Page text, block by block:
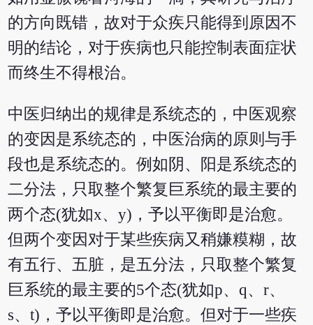
的方向既错，故对于众疾只能得到原因不
明的结论，对于疾病也只能控制表面症状
而终生不得根治。
中医归纳出的规律是系统态的，中医观察
的变因是系统态的，中医治病的原则与手
段也是系统态的。例如阴、阳是系统态的
二分法，只取整个繁复巨系统的最主要的
两个态(犹如x、y)，予以平衡即是治愈。
但两个变因对于某些疾病又稍嫌糢糊，故
有五行、五脏，是五分法，只取整个繁复
巨系统的最主要的5个态(犹如p、q、r、
s、t)，予以平衡即是治愈。但对于一些疾